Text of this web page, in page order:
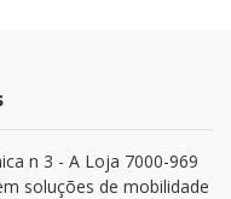
n 3 - A Loja 7000-969
soluções de mobilidade